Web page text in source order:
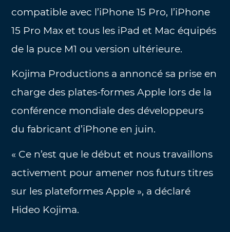
compatible avec l’iPhone 15 Pro, l’iPhone
15 Pro Max et tous les iPad et Mac équipés
de la puce M1 ou version ultérieure.
Kojima Productions a annoncé sa prise en
charge des plates-formes Apple lors de la
conférence mondiale des développeurs
du fabricant d’iPhone en juin.
« Ce n’est que le début et nous travaillons
activement pour amener nos futurs titres
sur les plateformes Apple », a déclaré
Hideo Kojima.